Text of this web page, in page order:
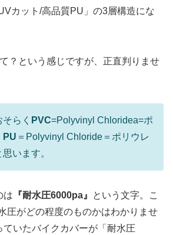
カット/高品質PU」の3層構造にな
？という感じですが、正直判りませ
らく PVC=Polyvinyl Chloridea=ポ
PU ＝Polyvinyl Chloride＝ポリウレ
います。
は 『耐水圧6000pa』
という文字。こ
圧がどの程度のものかはわかりませ
ていたバイクカバーが「耐水圧